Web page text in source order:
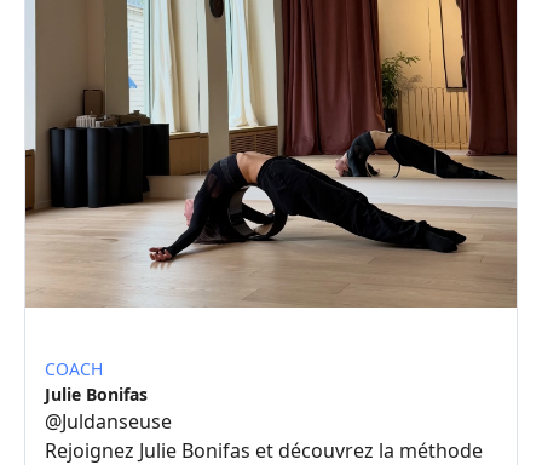
COACH
Julie Bonifas
@Juldanseuse
Rejoignez Julie Bonifas et découvrez la méthode